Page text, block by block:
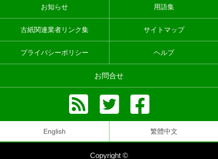
お知らせ 用語集
古紙関連業者リンク集 サイトマップ
プライバシーポリシー ヘルプ
お問合せ
English 繁體中文
Copyright ©